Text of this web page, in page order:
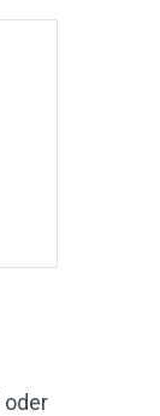
oder